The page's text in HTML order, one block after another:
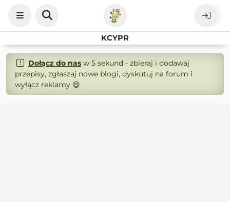
KCYPR
Dołącz do nasw 5 sekund - zbieraj i dodawaj
przepisy, zgłaszaj nowe blogi, dyskutuj na forum i
wyłącz reklamy 😄